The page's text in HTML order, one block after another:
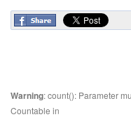
Warning: count(): Parameter
Countable in